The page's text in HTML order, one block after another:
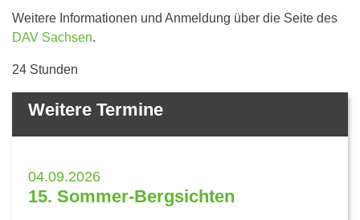
Weitere Informationen und Anmeldung über die Seite des
DAV Sachsen.
24 Stunden
Weitere Termine
04.09.2026
15. Sommer-Bergsichten